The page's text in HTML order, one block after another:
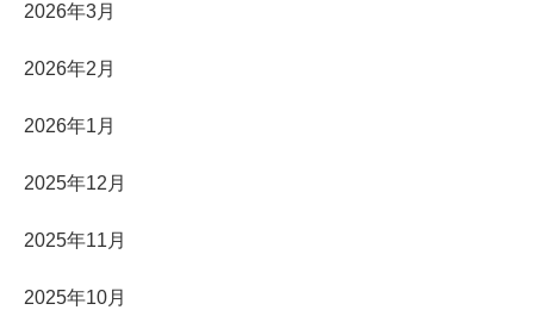
2026年3月
2026年2月
2026年1月
2025年12月
2025年11月
2025年10月